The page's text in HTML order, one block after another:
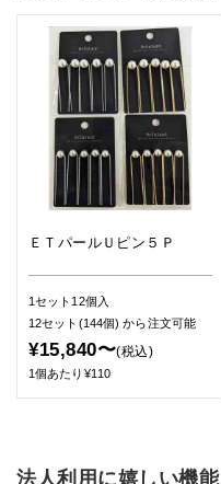
ＥＴパールＵピン５Ｐ
1セット12個入
12セット(144個)から注文可能
¥15,840〜(税込)
1個あたり¥110
法人利用に嬉しい機能